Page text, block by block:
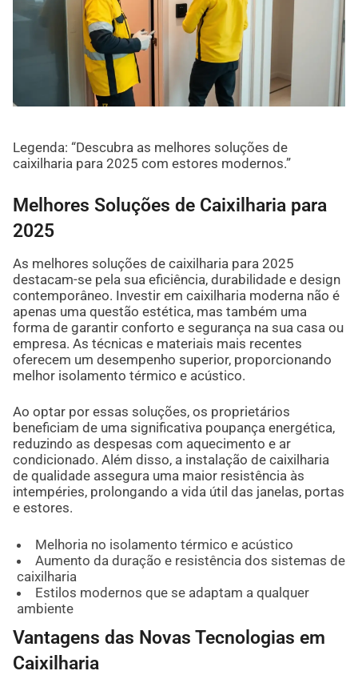
Legenda: “Descubra as melhores soluções de
caixilharia para 2025 com estores modernos.”
Melhores Soluções de Caixilharia para
2025
As melhores soluções de caixilharia para 2025
destacam-se pela sua eficiência, durabilidade e design
contemporâneo. Investir em caixilharia moderna não é
apenas uma questão estética, mas também uma
forma de garantir conforto e segurança na sua casa ou
empresa. As técnicas e materiais mais recentes
oferecem um desempenho superior, proporcionando
melhor isolamento térmico e acústico.
Ao optar por essas soluções, os proprietários
beneficiam de uma significativa poupança energética,
reduzindo as despesas com aquecimento e ar
condicionado. Além disso, a instalação de caixilharia
de qualidade assegura uma maior resistência às
intempéries, prolongando a vida útil das janelas, portas
e estores.
Melhoria no isolamento térmico e acústico
Aumento da duração e resistência dos sistemas de
caixilharia
Estilos modernos que se adaptam a qualquer
ambiente
Vantagens das Novas Tecnologias em
Caixilharia